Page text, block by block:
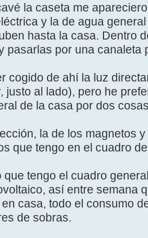
la caseta me
y la de agua
hasta la casa. Dentro
pasarlas por una canaleta
cogido de ahí la luz
justo al lado), pero he
de la casa por dos
la de los magnetos
que tengo en el cuadro
que tengo el cuadro
así entre semana
casa, todo el consumo
de sobras.